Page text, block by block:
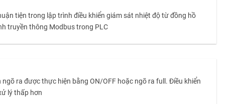
tiện trong lập trình điều khiển giám sát nhiệt độ từ đồng hồ
truyền thông Modbus trong PLC
ra được thực hiện bằng ON/OFF hoặc ngõ ra full. Điều khiển
lý thấp hơn